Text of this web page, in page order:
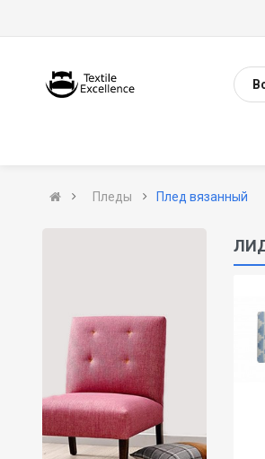
Пледы Плед вязанный
(0)
1 647р.
В КОРЗИНУ